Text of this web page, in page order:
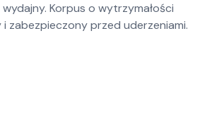
Korpus o wytrzymałości
zabezpieczony przed uderzeniami.